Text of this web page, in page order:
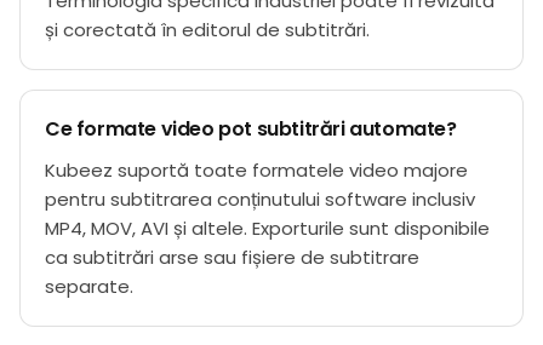
și corectată în editorul de subtitrări.
Ce formate video pot subtitrări automate?
Kubeez suportă toate formatele video majore
pentru subtitrarea conținutului software inclusiv
MP4, MOV, AVI și altele. Exporturile sunt disponibile
ca subtitrări arse sau fișiere de subtitrare
separate.